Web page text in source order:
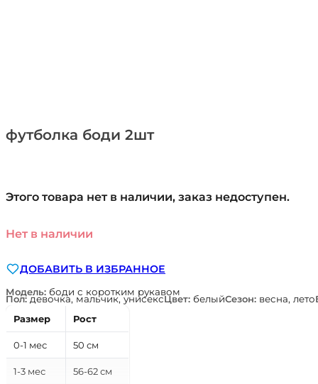
футболка боди 2шт
Этого товара нет в наличии, заказ недоступен.
Нет в наличии
ДОБАВИТЬ В ИЗБРАННОЕ
Модель: боди с коротким рукавом
Пол:девочка, мальчик, унисексЦвет: белыйСезон: весна, лето
Размер
Рост
0-1 мес 50 см
1-3 мес 56-62 см